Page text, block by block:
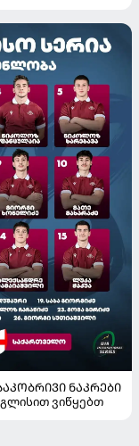
ᲜᲐᲙᲠᲔᲑᲘ
ვიწყებთ